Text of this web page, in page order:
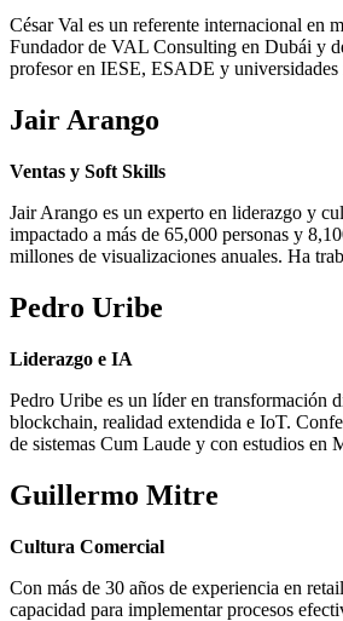
César Val es un referente internacional en
Fundador de VAL Consulting en Dubái y
profesor en IESE, ESADE y universidades
Jair Arango
Ventas y Soft Skills
Jair Arango es un experto en liderazgo y
impactado a más de 65,000 personas y
millones de visualizaciones anuales. Ha
Pedro Uribe
Liderazgo e IA
Pedro Uribe es un líder en transformación
blockchain, realidad extendida e IoT.
de sistemas Cum Laude y con estudios en
Guillermo Mitre
Cultura Comercial
Con más de 30 años de experiencia en
capacidad para implementar procesos